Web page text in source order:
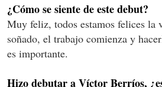
¿Cómo se siente de este debut?
Muy feliz, todos estamos felices la
soñado, el trabajo comienza y
es importante.
Hizo debutar a Víctor Berríos,